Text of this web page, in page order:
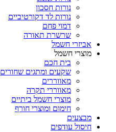
נורות חסכון
נורות לד דקורטיביים
דמוי פחם
שרשרת תאורה
אביזרי חשמל
מוצרי חשמל
בית חכם
שקעים ומתגים שחורים
מאווררים
מאווררי תקרה
מוצרי חשמל ביתיים
חימום ומוצרי חורף
מבצעים
חיסול עודפים